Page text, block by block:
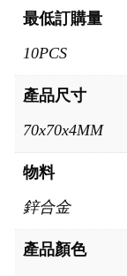
最低訂購量
10PCS
產品尺寸
70x70x4MM
物料
鋅合金
產品顏色